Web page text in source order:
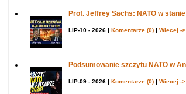
Prof. Jeffrey Sachs: NATO w
LIP-10 - 2026 | Komentarze (0)| Wiecej ->
Podsumowanie szczytu NATO w
LIP-09 - 2026 | Komentarze (0)| Wiecej ->